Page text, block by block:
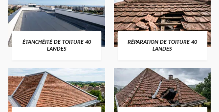
ÉTANCHÉITÉ DE TOITURE 40
LANDES
RÉPARATION DE TOITURE 40
LANDES